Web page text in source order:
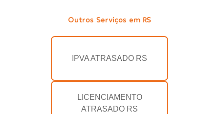
Outros Serviços em RS
IPVA ATRASADO RS
LICENCIAMENTO
ATRASADO RS